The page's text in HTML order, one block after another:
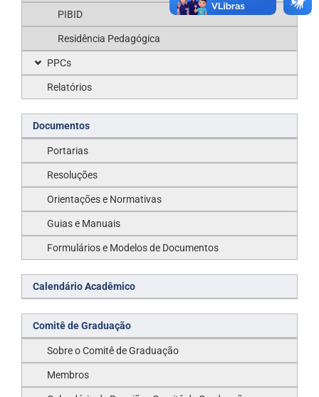
PIBID
Residência Pedagógica
PPCs
Relatórios
Documentos
Portarias
Resoluções
Orientações e Normativas
Guias e Manuais
Formulários e Modelos de Documentos
Calendário Acadêmico
Comitê de Graduação
Sobre o Comitê de Graduação
Membros